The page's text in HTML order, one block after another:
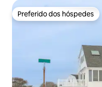
Preferido dos hóspedes
Preferido dos hóspedes